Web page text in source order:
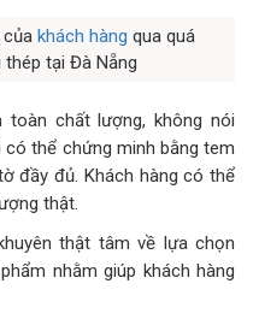
khách hàng qua quá
tại Đà Nẵng
chất lượng, không nói
thể chứng minh bằng tem
đầy đủ. Khách hàng có thể
thật.
thật tâm về lựa chọn
nhằm giúp khách hàng